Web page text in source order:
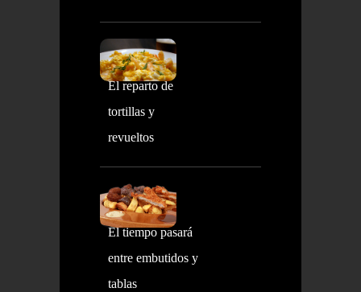
El reparto de
tortillas y
revueltos
El tiempo pasará
entre embutidos y
tablas